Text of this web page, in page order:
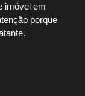
imóvel em
porque